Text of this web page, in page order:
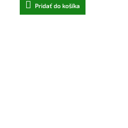
Pridať do košíka